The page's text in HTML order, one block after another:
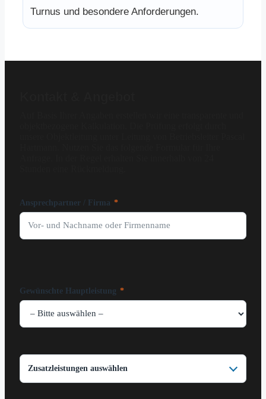
Turnus und besondere Anforderungen.
Ansprechpartner / Firma *
Gewünschte Hauptleistung *
Zusatzleistungen auswählen